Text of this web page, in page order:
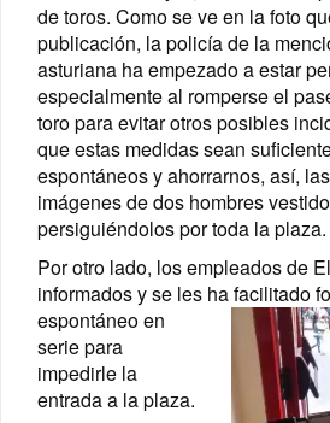
de toros. Como se ve en la foto
publicación, la policía de la
asturiana ha empezado a estar
especialmente al romperse el
toro para evitar otros posibles
que estas medidas sean
espontáneos y ahorrarnos, así,
imágenes de dos hombres
persiguiéndolos por toda la plaza.
Por otro lado, los empleados de
informados y se les ha facilitado
espontáneo en
serie para
impedirle la
entrada a la plaza.